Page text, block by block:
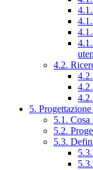
4.2.
5.
5.1.
5.2.
5.3.